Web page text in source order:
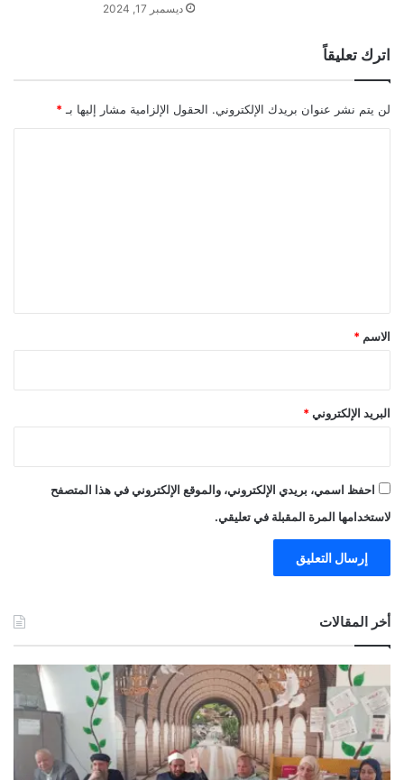
ديسمبر 17, 2024
اترك تعليقاً
لن يتم نشر عنوان بريدك الإلكتروني. الحقول الإلزامية مشار إليها بـ *
*
الاسم *
البريد الإلكتروني *
احفظ اسمي، بريدي الإلكتروني، والموقع الإلكتروني في هذا المتصفح
لاستخدامها المرة المقبلة في تعليقي.
أخر المقالات